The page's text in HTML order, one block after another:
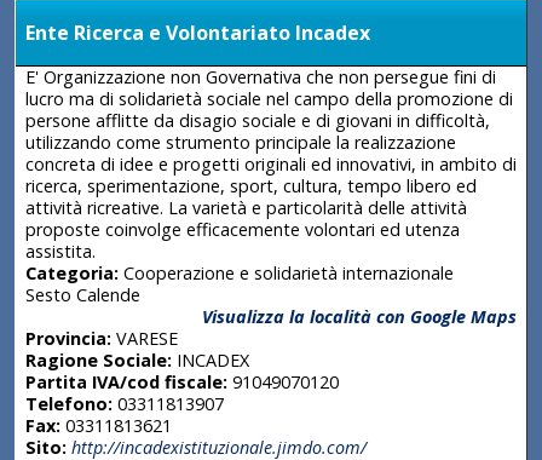
Ente Ricerca e Volontariato Incadex
E' Organizzazione non Governativa che non persegue fini di
lucro ma di solidarietà sociale nel campo della promozione di
persone afflitte da disagio sociale e di giovani in difficoltà,
utilizzando come strumento principale la realizzazione
concreta di idee e progetti originali ed innovativi, in ambito di
ricerca, sperimentazione, sport, cultura, tempo libero ed
attività ricreative. La varietà e particolarità delle attività
proposte coinvolge efficacemente volontari ed utenza
assistita.
Categoria:Cooperazione e solidarietà internazionale
Sesto Calende
Visualizza la località con Google Maps
Provincia:VARESE
Ragione Sociale:INCADEX
Partita IVA/cod fiscale:91049070120
Telefono:03311813907
Fax:03311813621
Sito: http://incadexistituzionale.jimdo.com/